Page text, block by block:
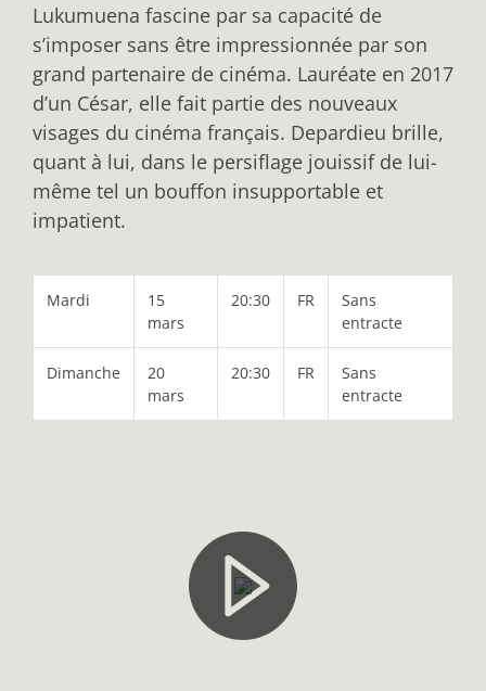
Lukumuena fascine par sa capacité de
s’imposer sans être impressionnée par son
grand partenaire de cinéma. Lauréate en 2017
d’un César, elle fait partie des nouveaux
visages du cinéma français. Depardieu brille,
quant à lui, dans le persiflage jouissif de lui-
même tel un bouffon insupportable et
impatient.
Mardi
15
mars
20:30 FR
Sans
entracte
Dimanche
20
mars
20:30 FR
Sans
entracte